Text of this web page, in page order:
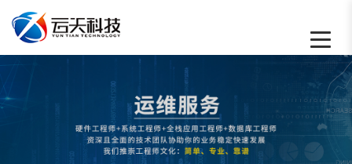
云安全运维 - 云天数据恢复中心